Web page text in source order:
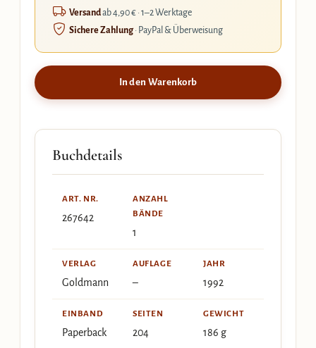
Versandab 4,90 € · 1–2 Werktage
Sichere Zahlung· PayPal & Überweisung
In den Warenkorb
Buchdetails
ART. NR.
267642
ANZAHL
BÄNDE
1
VERLAG
Goldmann
AUFLAGE
–
JAHR
1992
EINBAND
Paperback
SEITEN
204
GEWICHT
186 g